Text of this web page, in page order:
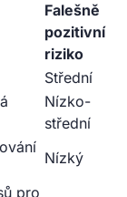
Falešně
pozitivní
riziko
Střední
Nízko-
střední
Nízký
pro